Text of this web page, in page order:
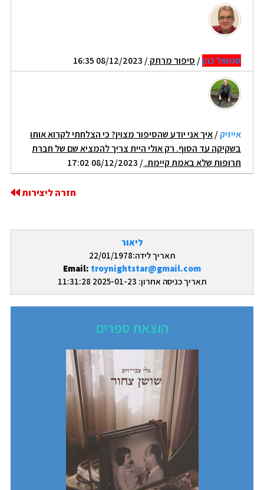
ליאור
תאריך לידה:22/01/1978
Email: troynightstar@gmail.com
תאריך כניסה אחרון: 2025-01-23 11:31:28
הוצאת ספרים
שמואל כהן/ סיפור מרתק/ 08/12/2023 16:35
אייזיק/איך אני יודע שהסיפור מצוין? כי הצלחתי לקרוא אותו
בשקיקה עד הסוף. רק אולי היית צריך להמציא שם של חברת
תרופות שלא באמת קיימת./ 08/12/2023 17:02
חזרה ליצירות